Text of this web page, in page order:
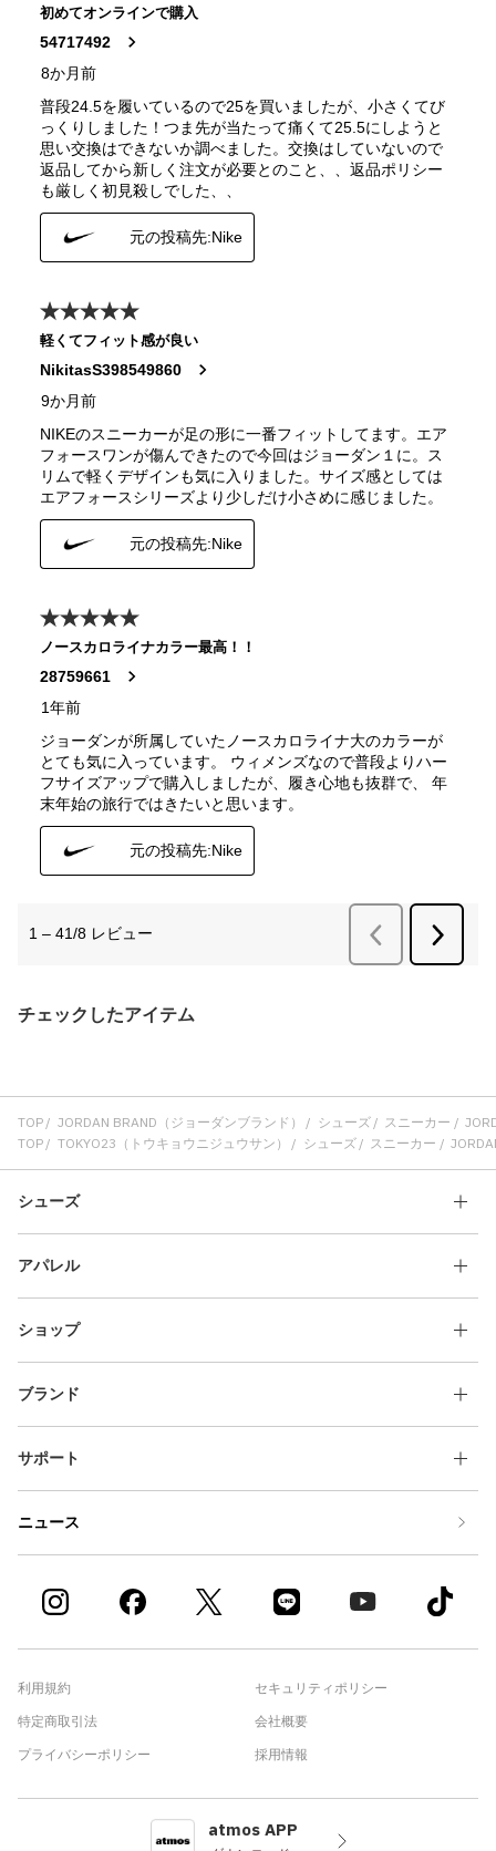
チェックしたアイテム
TOP JORDAN BRAND（ジョーダンブランド） シューズ スニーカー
TOP
TOKYO23（トウキョウニジュウサン） シューズ スニーカー
シューズ
アパレル
ショップ
ブランド
サポート
ニュース
利用規約
特定商取引法
プライバシーポリシー
セキュリティポリシー
会社概要
採用情報
atmos APP